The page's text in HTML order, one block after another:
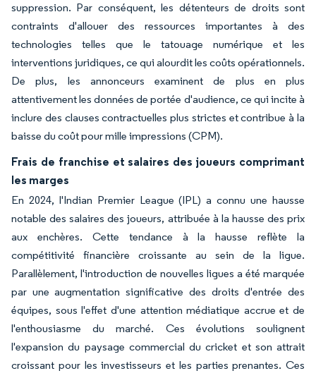
suppression. Par conséquent, les détenteurs de droits sont
contraints d'allouer des ressources importantes à des
technologies telles que le tatouage numérique et les
interventions juridiques, ce qui alourdit les coûts opérationnels.
De plus, les annonceurs examinent de plus en plus
attentivement les données de portée d'audience, ce qui incite à
inclure des clauses contractuelles plus strictes et contribue à la
baisse du coût pour mille impressions (CPM).
Frais de franchise et salaires des joueurs comprimant
les marges
En 2024, l'Indian Premier League (IPL) a connu une hausse
notable des salaires des joueurs, attribuée à la hausse des prix
aux enchères. Cette tendance à la hausse reflète la
compétitivité financière croissante au sein de la ligue.
Parallèlement, l'introduction de nouvelles ligues a été marquée
par une augmentation significative des droits d'entrée des
équipes, sous l'effet d'une attention médiatique accrue et de
l'enthousiasme du marché. Ces évolutions soulignent
l'expansion du paysage commercial du cricket et son attrait
croissant pour les investisseurs et les parties prenantes. Ces